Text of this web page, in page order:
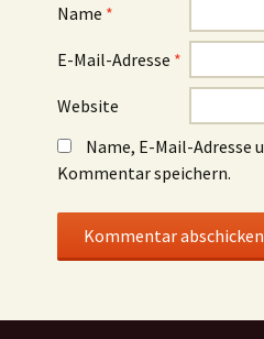
Name *
E-Mail-Adresse *
Website
Name, E-Mail-Adresse
Kommentar speichern.